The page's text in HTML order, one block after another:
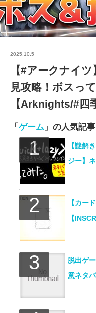
2025.10.5
【#アークナイ
見攻略！ボスっ
【Arknights/#四
「 ゲーム 」の人気記
【謎解
ジー】
【カー
【
脱出ゲ
意ネタ